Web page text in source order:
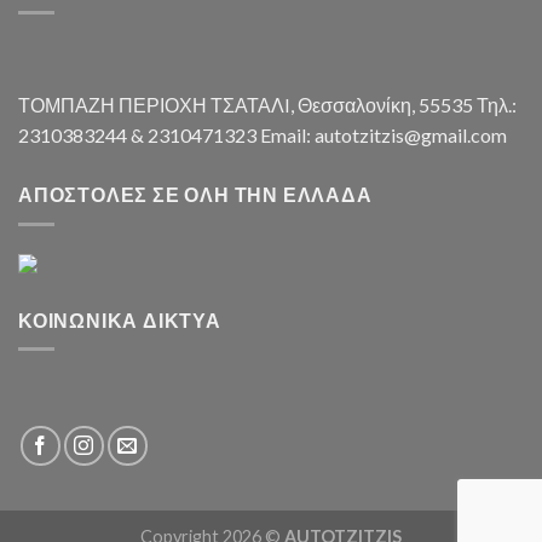
ΤΟΜΠΑΖΗ ΠΕΡΙΟΧΗ ΤΣΑΤΑΛI, Θεσσαλονίκη, 55535 Τηλ.:
2310383244 & 2310471323 Email: autotzitzis@gmail.com
ΑΠΟΣΤΟΛΈΣ ΣΕ ΌΛΗ ΤΗΝ ΕΛΛΆΔΑ
ΚΟΙΝΩΝΙΚΆ ΔΊΚΤΥΑ
Copyright 2026 © AUTOTZITZIS